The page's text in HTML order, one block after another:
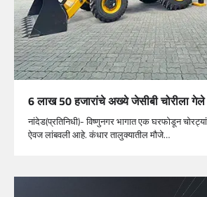
6 लाख 50 हजारांचे अख्ये जेसीबी चोरीला गेले
नांदेड(प्रतिनिधी)- विष्णुनगर भागात एक घरफोडून
ऐवज लांबवली आहे. कंधार तालुक्यातील मौजे…